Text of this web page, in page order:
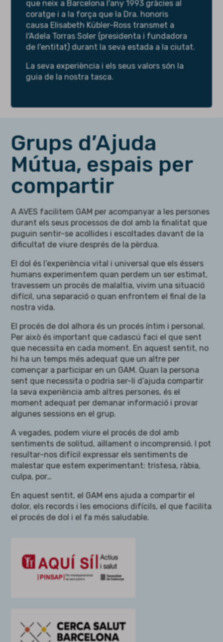
que neix a Barcelona l'any 1993 gràcies al
coratge i a la força que la Dra. honoris
causaElisabeth Kübler-Rosstransmet a
l'Adela TorrasSoler (presidenta i fundadora
de l'entitat) durant la seva estada a la ciutat.
La seva experiència i els seus valors són la
guia de la nostra tasca.
Grups d’Ajuda
Mútua, espais per
compartir
A AVES facilitem GAM per acompanyar a les persones
durant els seus processos de dol amb la finalitat que
puguin sentir-se acollides i escoltades davant de la
dificultat de viure després de la pèrdua.
El dol és l’experiència vital i universal que els éssers
humans experimentem quan perdem un ser estimat,
travessem un procés de malaltia, vivim una situació
difícil, una separació o quan enfrontem el final de la
nostra vida.
El procés de dol alhora és un procés íntim i personal.
Per això és important que cadascú faci el que sent
que necessita en cada moment. En aquest sentit, no
hi ha un temps més adequat que un altre per
començar a participar en un GAM. Quan la persona
sent que necessita o podria ser-li d’ajuda compartir
la seva experiència amb altres persones, és el
moment adequat per demanar informació i provar
algunes sessions en el grup.
A vegades, podem viure el procés de dol amb
sentiments de solitud, aïllament o incomprensió. I pot
resultar-nos difícil expressar els sentiments de
malestar que estem experimentant: tristesa, ràbia,
culpa, por…
En aquest sentit, el GAM ens ajuda a compartir el
dolor, els records i les emocions difícils, el que facilita
el procés de dol i el fa més saludable.